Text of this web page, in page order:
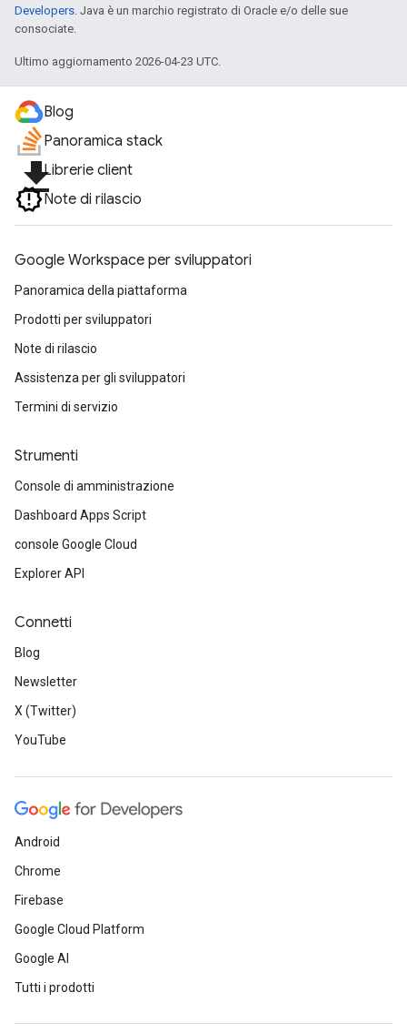
Developers. Java è un marchio registrato di Oracle e/o delle sue
consociate.
Ultimo aggiornamento 2026-04-23 UTC.
Blog
Panoramica stack
file_downloadLibrerie client
Note di rilascio
Google Workspace per sviluppatori
Panoramica della piattaforma
Prodotti per sviluppatori
Note di rilascio
Assistenza per gli sviluppatori
Termini di servizio
Strumenti
Console di amministrazione
Dashboard Apps Script
console Google Cloud
Explorer API
Connetti
Blog
Newsletter
X (Twitter)
YouTube
Android
Chrome
Firebase
Google Cloud Platform
Google AI
Tutti i prodotti